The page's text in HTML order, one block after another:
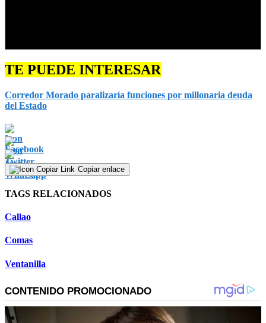
TE PUEDE INTERESAR
Corredor Morado paralizaría funciones por millonaria deuda
del Estado
Copiar enlace
TAGS RELACIONADOS
Callao
Comas
Ventanilla